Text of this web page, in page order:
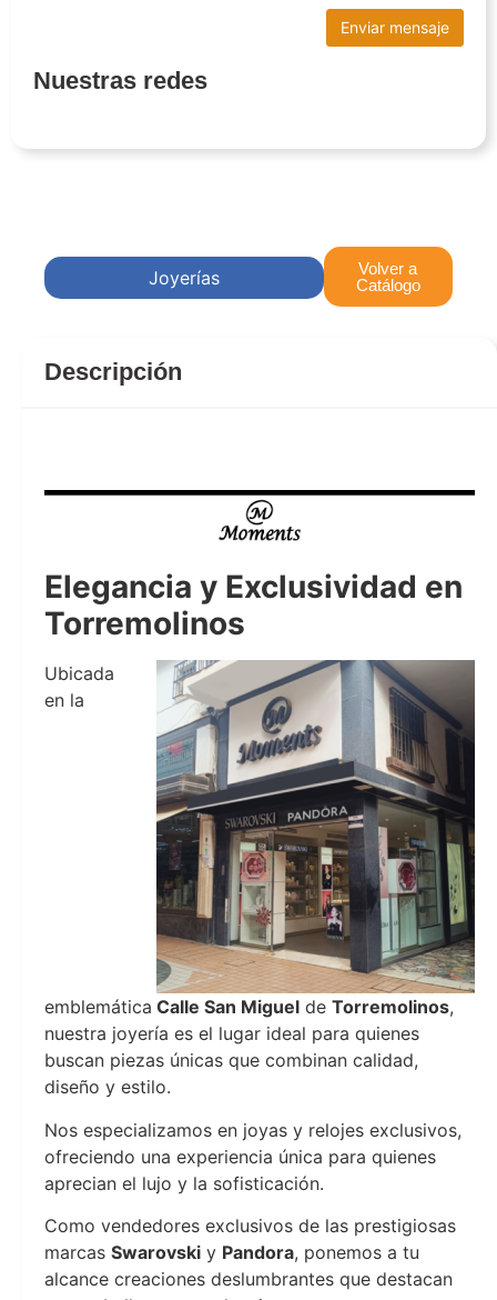
Nuestras redes
Joyerías
Volver a
Catálogo
Descripción
Elegancia y Exclusividad en
Torremolinos
Ubicada
en la
emblemática Calle San Miguel de Torremolinos,
nuestra joyería es el lugar ideal para quienes
buscan piezas únicas que combinan calidad,
diseño y estilo.
Nos especializamos en joyas y relojes exclusivos,
ofreciendo una experiencia única para quienes
aprecian el lujo y la sofisticación.
Como vendedores exclusivos de las prestigiosas
marcas Swarovski y Pandora, ponemos a tu
alcance creaciones deslumbrantes que destacan